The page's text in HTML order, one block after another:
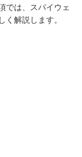
では、スパイウェ
く解説します。